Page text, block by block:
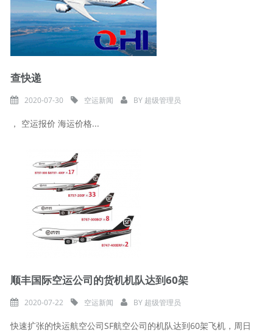
查快递
2020-07-30 空运新闻 BY 超级管理员
， 空运报价 海运价格...
顺丰国际空运公司的货机机队达到60架
2020-07-22 空运新闻 BY 超级管理员
快速扩张的快运航空公司SF航空公司的机队达到60架飞机，周日